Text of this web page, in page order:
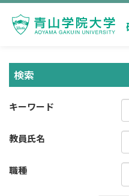
検索
キーワード
教員氏名
職種